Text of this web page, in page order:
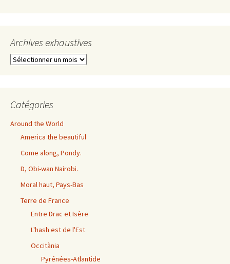
Archives exhaustives
Archives
Catégories
Around the World
America the beautiful
Come along, Pondy.
D, Obi-wan Nairobi.
Moral haut, Pays-Bas
Terre de France
Entre Drac et Isère
L'hash est de l'Est
Occitània
Pyrénées-Atlantide